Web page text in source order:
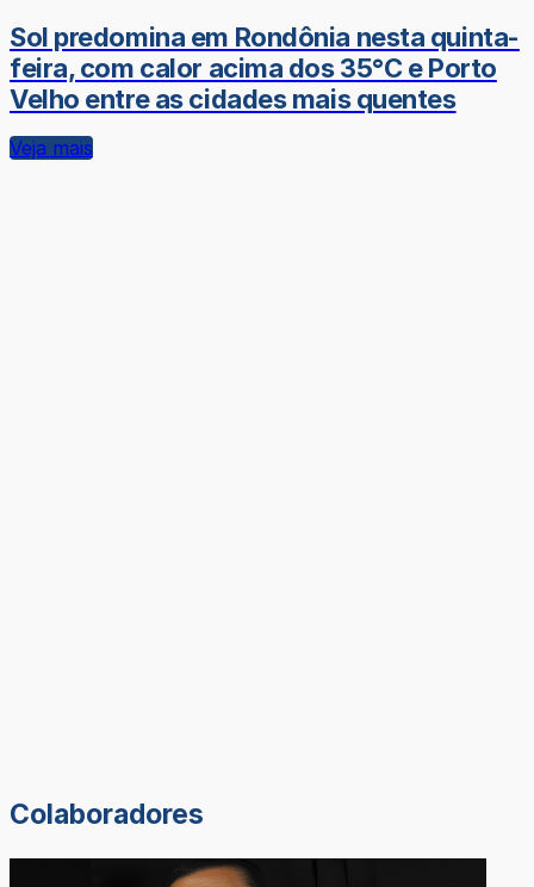
Sol predomina em Rondônia nesta quinta-
feira, com calor acima dos 35°C e Porto
Velho entre as cidades mais quentes
Veja mais
Colaboradores